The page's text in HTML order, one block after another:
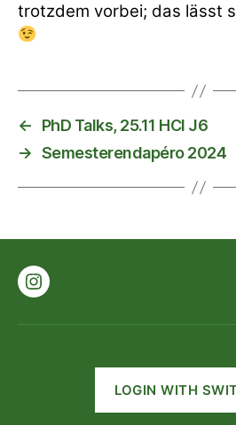
trotzdem vorbei; das lässt
←
PhD Talks, 25.11 HCI J6
→ Semesterendapéro 2024
Instagram
LOGIN WITH